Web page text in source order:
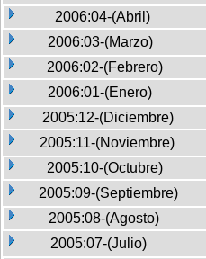
2006:04-(Abril)
2006:03-(Marzo)
2006:02-(Febrero)
2006:01-(Enero)
2005:12-(Diciembre)
2005:11-(Noviembre)
2005:10-(Octubre)
2005:09-(Septiembre)
2005:08-(Agosto)
2005:07-(Julio)